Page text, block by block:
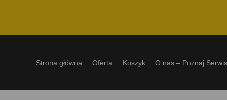
Strona główna Oferta Koszyk O nas – Poznaj